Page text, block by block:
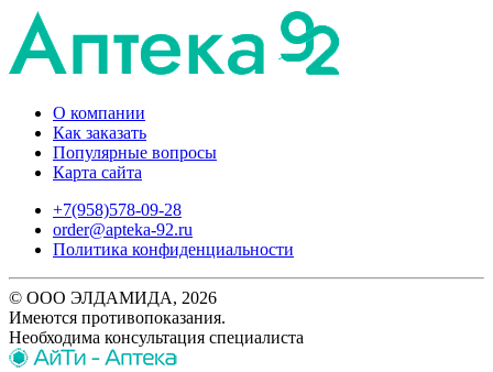
О компании
Как заказать
Популярные вопросы
Карта сайта
+7(958)578-09-28
order@apteka-92.ru
Политика конфиденциальности
© ООО ЭЛДАМИДА, 2026
Имеются противопоказания.
Необходима консультация специалиста